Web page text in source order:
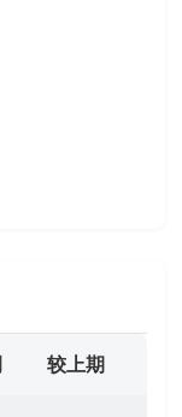
较上期